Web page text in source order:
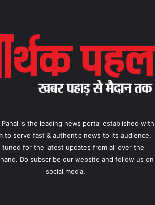
Pahal is the leading news portal established with
to serve fast & authentic news to its audience.
tuned for the latest updates from all over the
Do subscribe our website and follow us on
social media.